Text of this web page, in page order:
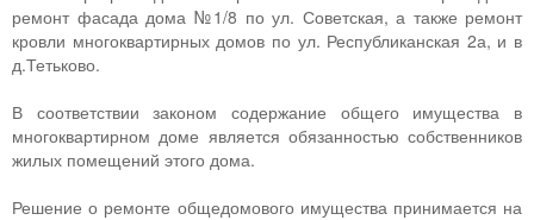
ремонт фасада дома №1/8 по ул. Советская, а также ремонт
кровли многоквартирных домов по ул. Республиканская 2а, и в
д.Тетьково.
В соответствии законом содержание общего имущества в
многоквартирном доме является обязанностью собственников
жилых помещений этого дома.
Решение о ремонте общедомового имущества принимается на